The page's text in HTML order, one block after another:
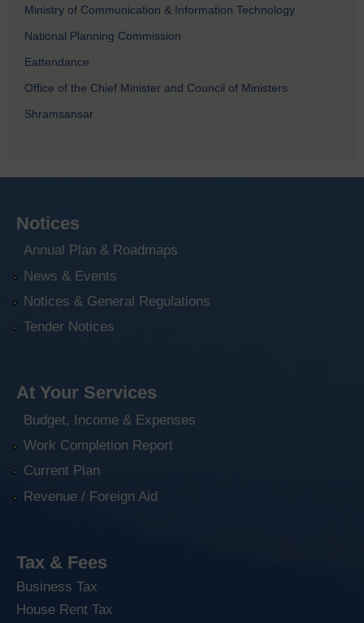
Ministry of Communication & Information Technology
National Planning Commission
Eattendance
Office of the Chief Minister and Council of Ministers
Shramsansar
Notices
Annual Plan & Roadmaps
News & Events
Notices & General Regulations
Tender Notices
At Your Services
Budget, Income & Expenses
Work Completion Report
Current Plan
Revenue / Foreign Aid
Tax & Fees
Business Tax
House Rent Tax